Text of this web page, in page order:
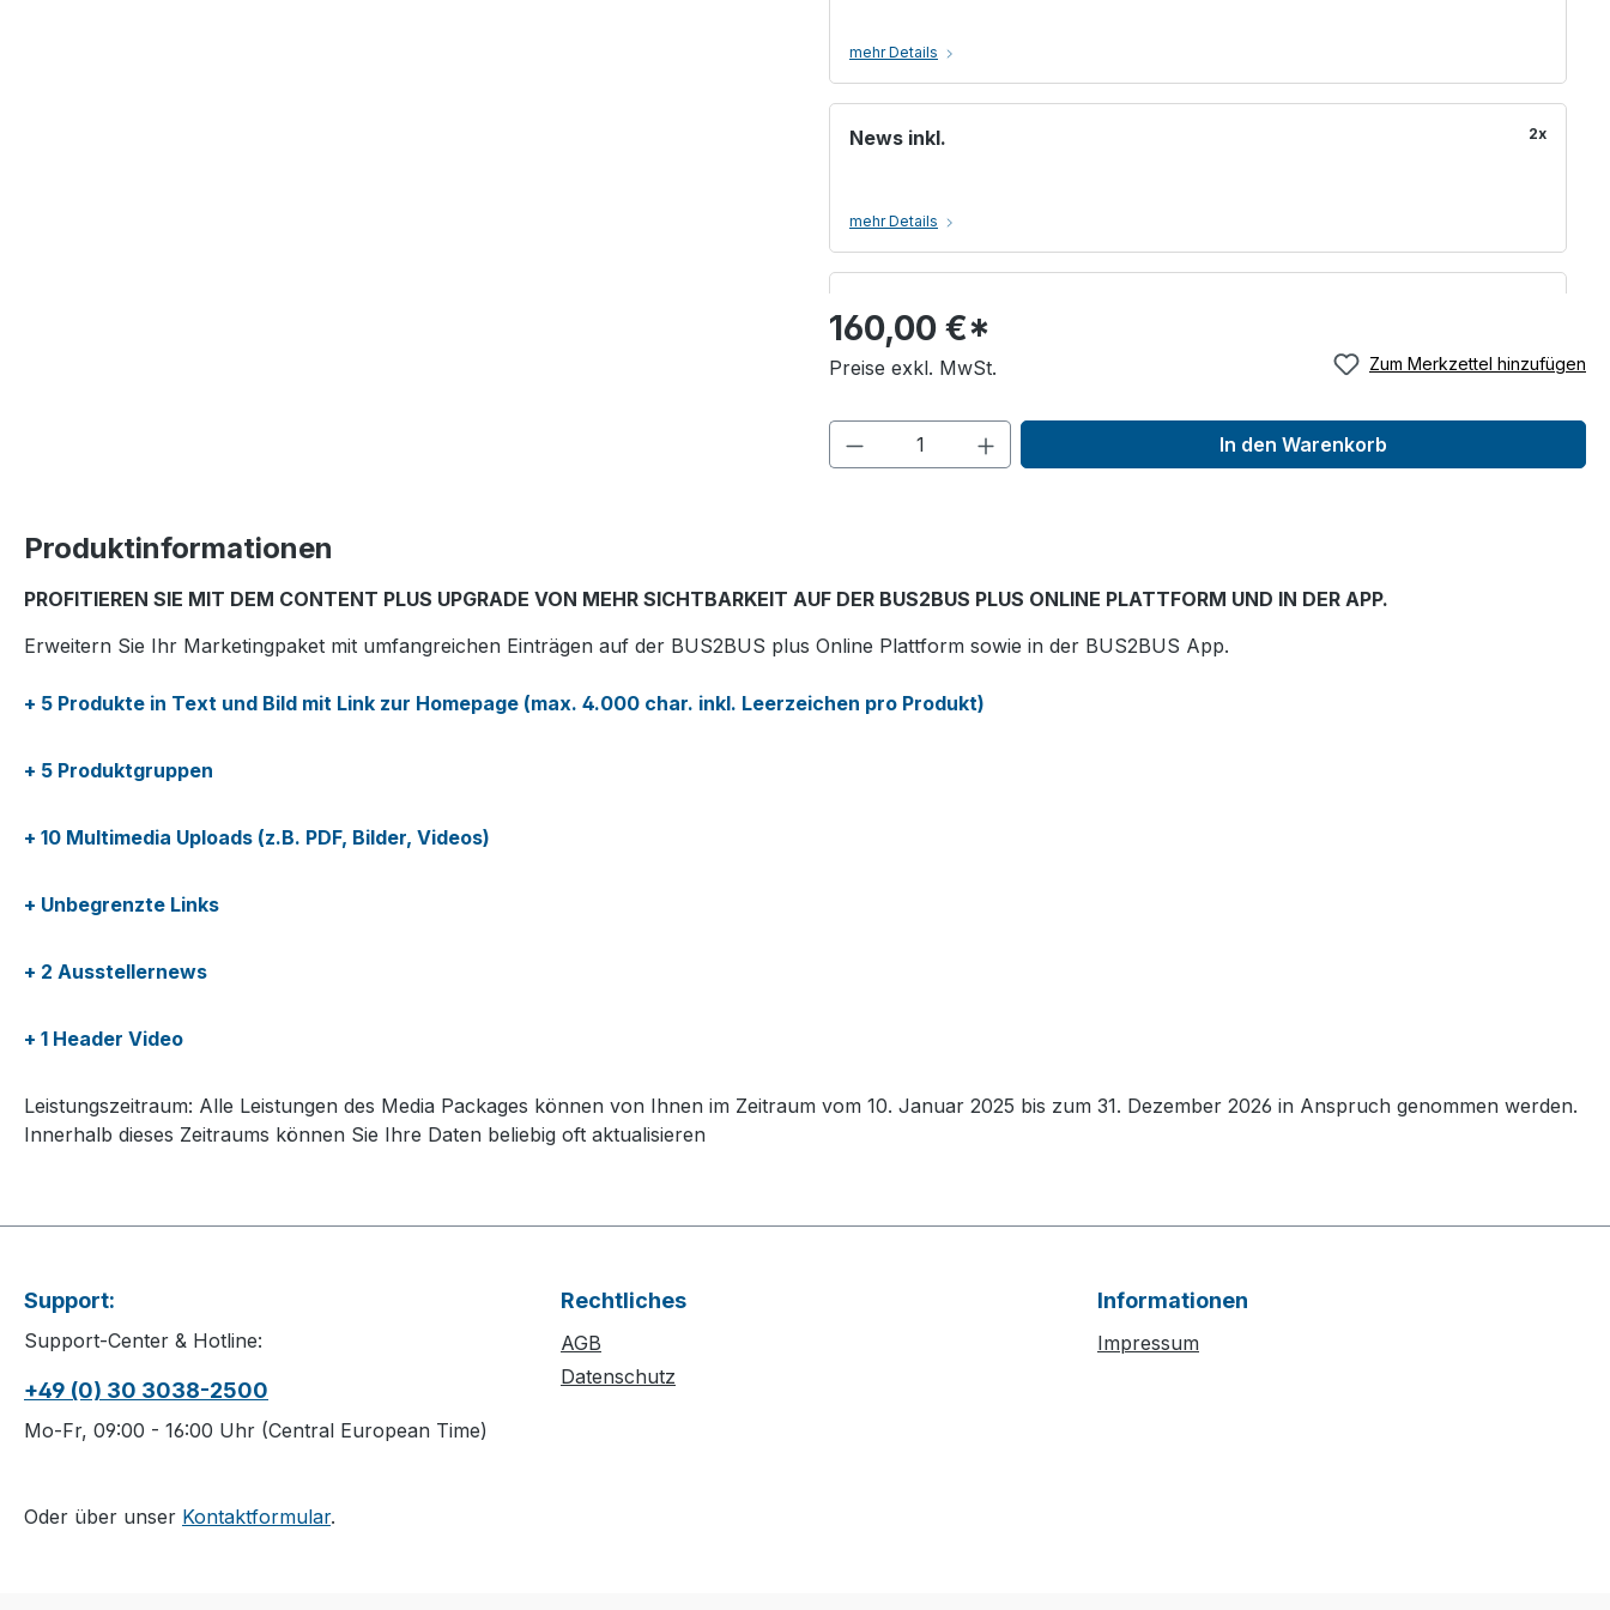
mehr Details
News inkl. 2x
mehr Details
Link inkl. 10x
Header Video
160,00 €*
Preise exkl. MwSt. Zum Merkzettel hinzufügen
In den Warenkorb
Produktinformationen
PROFITIEREN SIE MIT DEM CONTENT PLUS UPGRADE VON MEHR SICHTBARKEIT AUF DER BUS2BUS PLUS ONLINE PLATTFORM UND IN DER APP.
Erweitern Sie Ihr Marketingpaket mit umfangreichen Einträgen auf der BUS2BUS plus Online Plattform sowie in der BUS2BUS App.
+ 5 Produkte in Text und Bild mit Link zur Homepage (max. 4.000 char. inkl. Leerzeichen pro Produkt)
+ 5 Produktgruppen
+ 10 Multimedia Uploads (z.B. PDF, Bilder, Videos)
+ Unbegrenzte Links
+ 2 Ausstellernews
+ 1 Header Video
Leistungszeitraum: Alle Leistungen des Media Packages können von Ihnen im Zeitraum vom 10. Januar 2025 bis zum 31. Dezember 2026 in Anspruch genommen werden.
Innerhalb dieses Zeitraums können Sie Ihre Daten beliebig oft aktualisieren
Support:
Support-Center & Hotline:
+49 (0) 30 3038-2500
Mo-Fr, 09:00 - 16:00 Uhr (Central European Time)
Oder über unser Kontaktformular.
Rechtliches
AGB
Datenschutz
Informationen
Impressum